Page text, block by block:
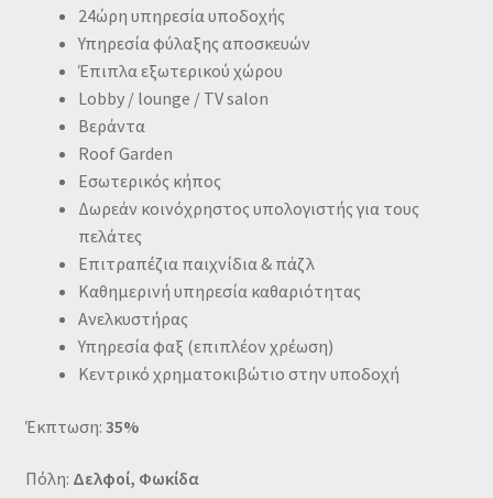
24ώρη υπηρεσία υποδοχής
Υπηρεσία φύλαξης αποσκευών
Έπιπλα εξωτερικού χώρου
Lobby / lounge / TV salon
Βεράντα
Roof Garden
Εσωτερικός κήπος
Δωρεάν κοινόχρηστος υπολογιστής για τους
πελάτες
Επιτραπέζια παιχνίδια & πάζλ
Καθημερινή υπηρεσία καθαριότητας
Ανελκυστήρας
Υπηρεσία φαξ (επιπλέον χρέωση)
Κεντρικό χρηματοκιβώτιο στην υποδοχή
Έκπτωση: 35%
Πόλη: Δελφοί, Φωκίδα